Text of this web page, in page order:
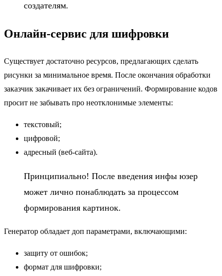
создателям.
Онлайн-сервис для шифровки
Существует достаточно ресурсов, предлагающих сделать
рисунки за минимальное время. После окончания обработки
заказчик закачивает их без ограничений. Формирование кодов
просит не забывать про неотклонимые элементы:
текстовый;
цифровой;
адресный (веб-сайта).
Принципиально! После введения инфы юзер
может лично понаблюдать за процессом
формирования картинок.
Генератор обладает доп параметрами, включающими:
защиту от ошибок;
формат для шифровки;